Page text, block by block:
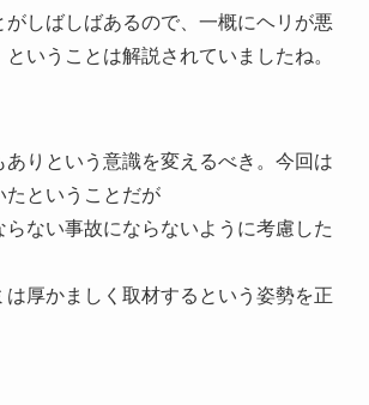
がしばしばあるので、一概にヘリが悪
いうことは解説されていましたね。
ありという意識を変えるべき。今回は
たということだが
らない事故にならないように考慮した
は厚かましく取材するという姿勢を正